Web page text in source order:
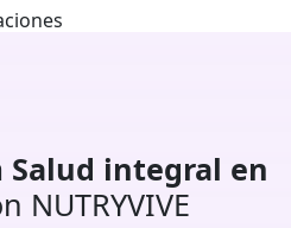
Salud integral en
NUTRYVIVE